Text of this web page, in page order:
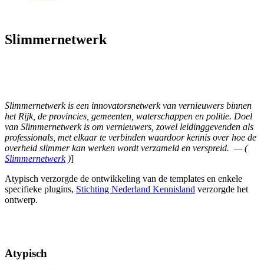
Slimmernetwerk
Slimmernetwerk is een innovatorsnetwerk van vernieuwers binnen
het Rijk, de provincies, gemeenten, waterschappen en politie. Doel
van Slimmernetwerk is om vernieuwers, zowel leidinggevenden als
professionals, met elkaar te verbinden waardoor kennis over hoe de
overheid slimmer kan werken wordt verzameld en verspreid. — (
Slimmernetwerk)]
Atypisch verzorgde de ontwikkeling van de templates en enkele
specifieke plugins, Stichting Nederland Kennisland verzorgde het
ontwerp.
Atypisch